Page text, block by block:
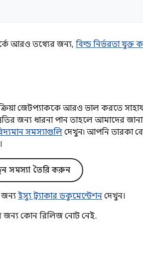
আরও তথ্যের জন্য, বিল্ড নির্ভরতা যুক্ত
জেটপ্যাককে আরও ভাল করতে
জন্য ধারনা পান তাহলে আমাদের
সমস্যাগুলিদেখুন৷ আপনি তারকা
সমস্যা তৈরি করুন
ইস্যু ট্র্যাকার ডকুমেন্টেশন দেখুন।
জন্য কোন রিলিজ নোট নেই.